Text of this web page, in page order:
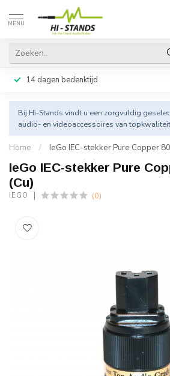
MENU
14 dagen bedenktijd
Bij Hi-Stands vindt u een zorgvuldig
audio- en videoaccessoires van
Home / IeGo IEC-stekker Pure Copper
IeGo IEC-stekker Pure
(Cu)
IEGO (0)